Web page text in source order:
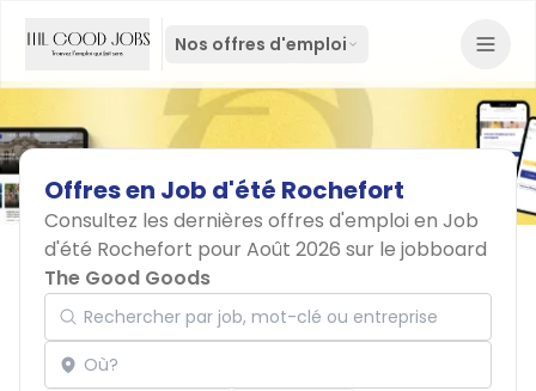
Nos offres d'emploi
Offresen Job d'été Rochefort
Consultez les dernières offres d'emploi en Job
d'été Rochefort pour Août 2026 sur le jobboard
The Good Goods
Rechercher par job, mot-clé ou entreprise
Localisation